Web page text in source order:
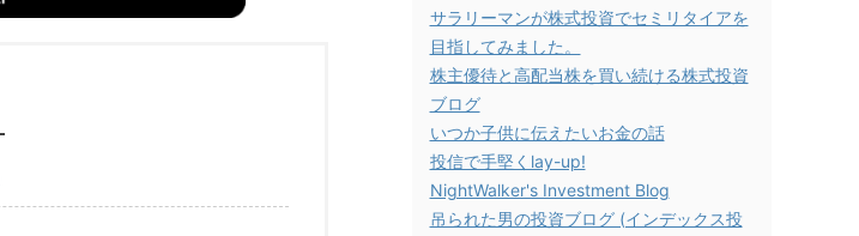
サラリーマンが株式投資でセミリタイアを
目指してみました。
株主優待と高配当株を買い続ける株式投資
ブログ
いつか子供に伝えたいお金の話
投信で手堅くlay-up!
NightWalker's Investment Blog
吊られた男の投資ブログ (インデックス投